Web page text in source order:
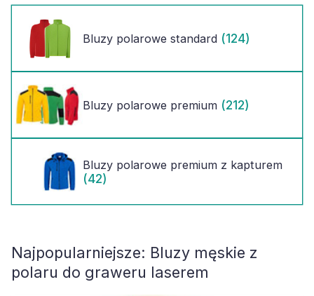
Bluzy polarowe standard (124)
Bluzy polarowe premium (212)
Bluzy polarowe premium z kapturem
(42)
Najpopularniejsze: Bluzy męskie z
polaru do graweru laserem